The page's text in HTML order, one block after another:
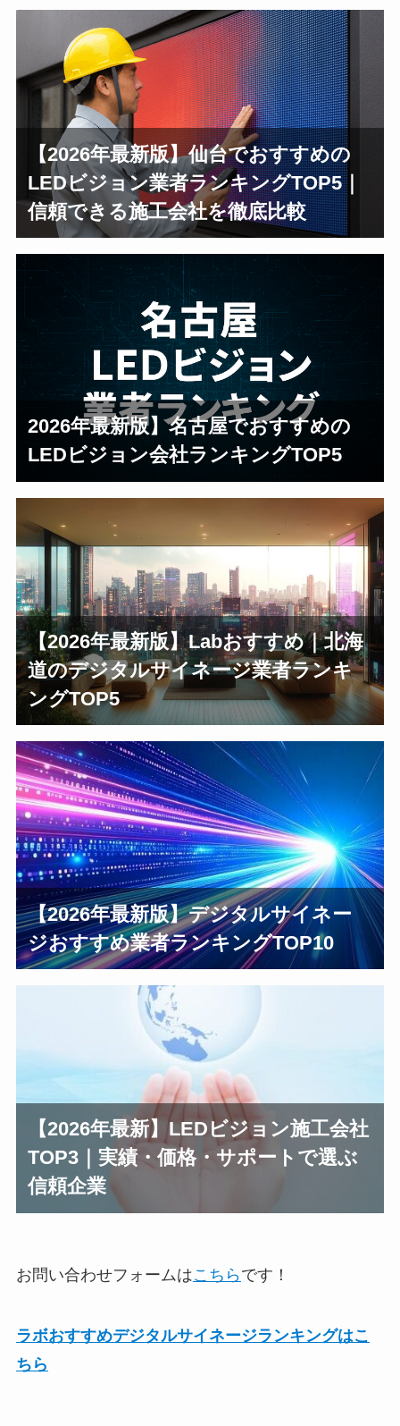
【2026年最新版】仙台でおすすめの
LEDビジョン業者ランキングTOP5｜
信頼できる施工会社を徹底比較
2026年最新版】名古屋でおすすめの
LEDビジョン会社ランキングTOP5
【2026年最新版】Labおすすめ｜北海
道のデジタルサイネージ業者ランキ
ングTOP5
【2026年最新版】デジタルサイネー
ジおすすめ業者ランキングTOP10
【2026年最新】LEDビジョン施工会社
TOP3｜実績・価格・サポートで選ぶ
信頼企業
お問い合わせフォームはこちらです！
ラボおすすめデジタルサイネージランキングはこ
ちら